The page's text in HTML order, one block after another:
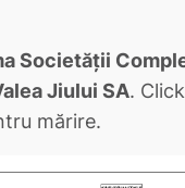
Societății
Jiului SA.
mărire.